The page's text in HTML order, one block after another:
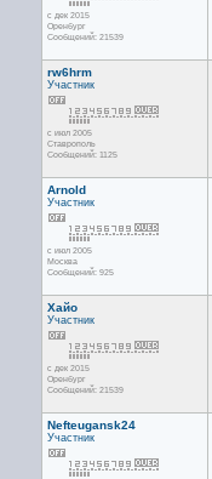
с дек 2015
Оренбург
Сообщений: 21539
rw6hrm
Участник
с июл 2005
Ставрополь
Сообщений: 1125
Arnold
Участник
с июл 2005
Москва
Сообщений: 925
Хайо
Участник
с дек 2015
Оренбург
Сообщений: 21539
Nefteugansk24
Участник